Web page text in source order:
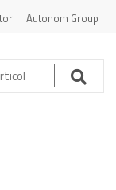
Autonom Group